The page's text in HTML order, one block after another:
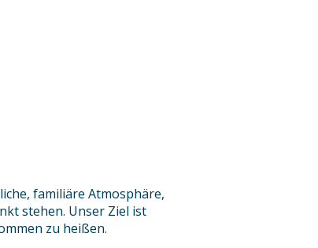
familiäre Atmosphäre,
stehen. Unser Ziel ist
zu heißen.